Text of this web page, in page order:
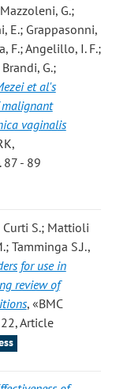
G.;
E.; Grappasonni,
F.; Angelillo, I. F.;
G.;
et al's
malignant
vaginalis
87 - 89
Curti S.; Mattioli
Tamminga S.J.,
for use in
review of
, «BMC
22, Article